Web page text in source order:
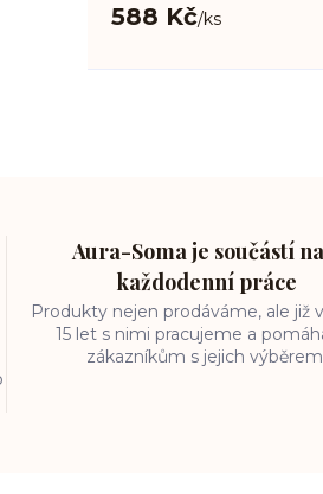
588 Kč/ks
Aura-Soma je součástí
každodenní práce
Produkty nejen prodáváme, ale již
15 let s nimi pracujeme a
zákazníkům s jejich